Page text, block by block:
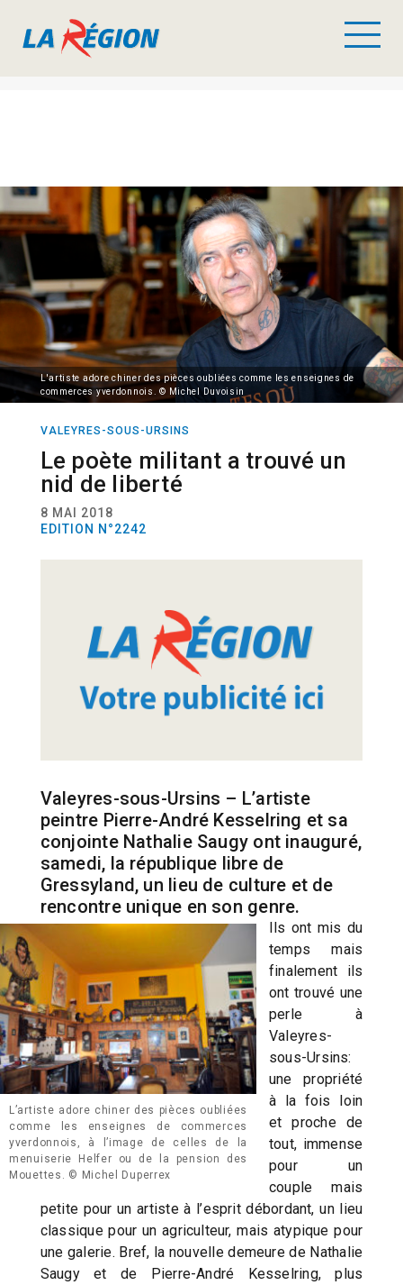
L'artiste adore chiner des pièces oubliées comme les enseignes de
commerces yverdonnois. © Michel Duvoisin
VALEYRES-SOUS-URSINS
Le poète militant a trouvé un
nid de liberté
8 MAI 2018
EDITION N°2242
Valeyres-sous-Ursins – L’artiste
peintre Pierre-André Kesselring et sa
conjointe Nathalie Saugy ont inauguré,
samedi, la république libre de
Gressyland, un lieu de culture et de
rencontre unique en son genre.
L’artiste adore chiner des pièces oubliées
comme les enseignes de commerces
yverdonnois, à l’image de celles de la
menuiserie Helfer ou de la pension des
Mouettes. © Michel Duperrex
Ils ont mis du
temps mais
finalement ils
ont trouvé une
perle à
Valeyres-
sous-Ursins:
une propriété
à la fois loin
et proche de
tout, immense
pour un
couple mais
petite pour un artiste à l’esprit débordant, un lieu
classique pour un agriculteur, mais atypique pour
une galerie. Bref, la nouvelle demeure de Nathalie
Saugy et de Pierre-André Kesselring, plus